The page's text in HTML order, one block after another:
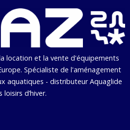
location et la vente d'équipements
Spécialiste de l'aménagement
aquatiques - distributeur Aquaglide
d’hiver.